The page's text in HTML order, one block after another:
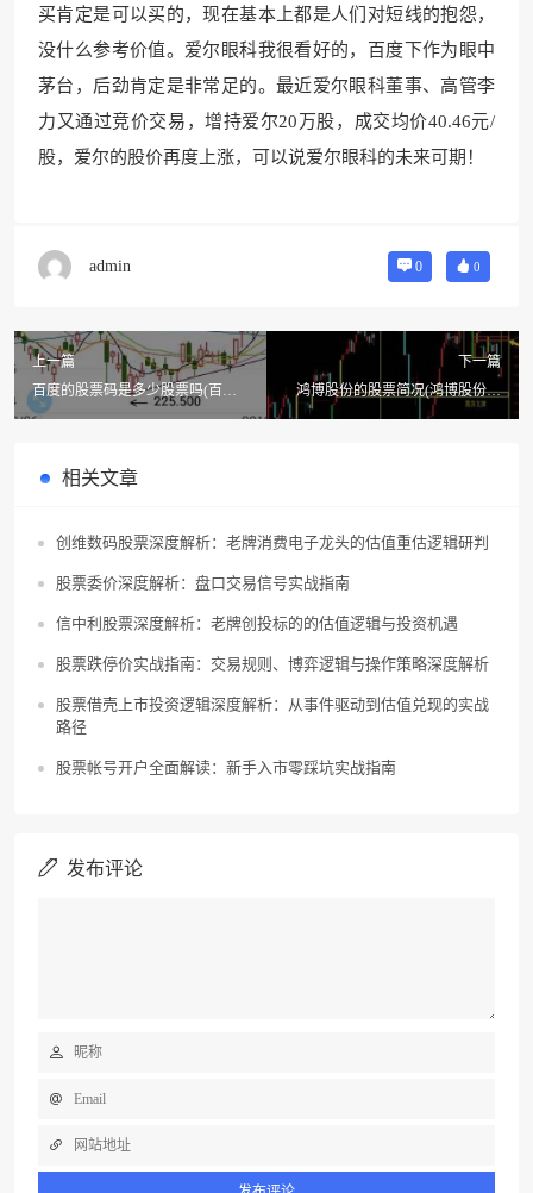
买肯定是可以买的，现在基本上都是人们对短线的抱怨，
没什么参考价值。爱尔眼科我很看好的，百度下作为眼中
茅台，后劲肯定是非常足的。最近爱尔眼科董事、高管李
力又通过竞价交易，增持爱尔20万股，成交均价40.46元/
股，爱尔的股价再度上涨，可以说爱尔眼科的未来可期！
admin 0 0
上一篇
百度的股票码是多少股票吗(百度
现在的股票价是多少?)
下一篇
鸿博股份的股票简况(鸿博股份的
股票概况)
相关文章
创维数码股票深度解析：老牌消费电子龙头的估值重估逻辑研判
股票委价深度解析：盘口交易信号实战指南
信中利股票深度解析：老牌创投标的的估值逻辑与投资机遇
股票跌停价实战指南：交易规则、博弈逻辑与操作策略深度解析
股票借壳上市投资逻辑深度解析：从事件驱动到估值兑现的实战
路径
股票帐号开户全面解读：新手入市零踩坑实战指南
发布评论